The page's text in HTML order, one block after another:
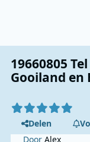
19660805
Gooiland en
Delen
DoorAlex